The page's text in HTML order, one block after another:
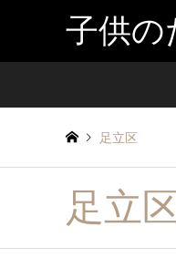
子供の
足立区
足立